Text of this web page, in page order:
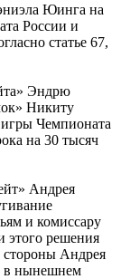
Юинга на
России и
статье 67,
Эндрю
Никиту
Чемпионата
на 30 тысяч
Андрея
и комиссару
этого решения
стороны Андрея
в нынешнем